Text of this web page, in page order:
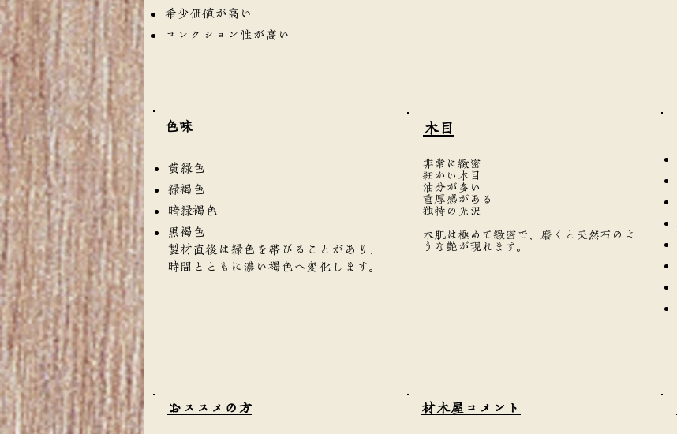
希少価値が高い
コレクション性が高い
​色味
黄緑色
緑褐色
暗緑褐色
黒褐色
製材直後は緑色を帯びることがあり、
時間とともに濃い褐色へ変化します。
​木目
非常に緻密
細かい木目
油分が多い
重厚感がある
独特の光沢
木肌は極めて緻密で、磨くと天然石のよ
うな艶が現れます。
​おススメの方 ​材木屋コメント